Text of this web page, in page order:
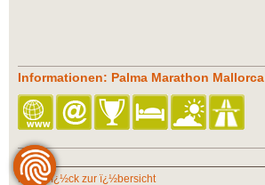
Informationen: Palma Marathon Mallorca
zurï¿½ck zur ï¿½bersicht